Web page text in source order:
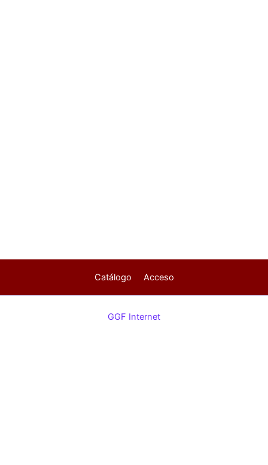
Catálogo Acceso
GGF Internet